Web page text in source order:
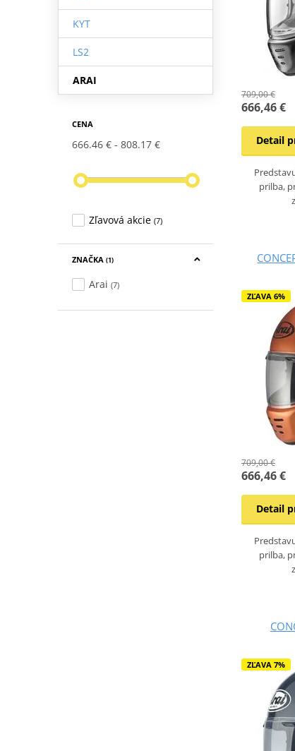
KYT
LS2
ARAI
CENA
666.46 € 808.17 €
Zľavová akcie (7)
ZNAČKA (1)
Arai (7)
709,00 €
666,46 €
Detail
prilba,
ZĽAVA 6%
709,00 €
666,46 €
Detail
prilba,
ZĽAVA 7%